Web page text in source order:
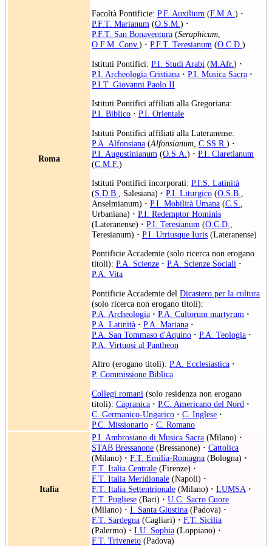
Roma
Facoltà Pontificie: P.F. Auxilium (F.M.A.) ·
P.F.T. Marianum (O.S.M.) ·
P.F.T. San Bonaventura (Seraphicum,
O.F.M. Conv.) · P.F.T. Teresianum (O.C.D.)
Istituti Pontifici: P.I. Studi Arabi (M.Afr.) ·
P.I. Archeologia Cristiana · P.I. Musica Sacra ·
P.I.T. Giovanni Paolo II
Istituti Pontifici affiliati alla Gregoriana:
P.I. Biblico · P.I. Orientale
Istituti Pontifici affiliati alla Lateranense:
P.A. Alfonsiana (Alfonsianum C.SS.R. ) ·
P.I. Augustinianum (O.S.A. ) · P.I. Claretianum
(C.M.F.)
Istituti Pontifici incorporati: P.I.S. Latinità
(S.D.B. , Salesiana) · P.I. Liturgico (O.S.B.
Anselmianum) · P.I. Mobilità Umana (C.S.
Urbaniana) · P.I. Redemptor Hominis
(Lateranense) · P.I. Teresianum (O.C.D.
Teresianum) · P.I. Utriusque Iuris (Lateranense)
Pontificie Accademie (solo ricerca non erogano
titoli): P.A. Scienze · P.A. Scienze Sociali ·
P.A. Vita
Pontificie Accademie del Dicastero per la cultura
(solo ricerca non erogano titoli):
P.A. Archeologia · P.A. Cultorum martyrum ·
P.A. Latinità · P.A. Mariana ·
P.A. San Tommaso d'Aquino · P.A. Teologia ·
P.A. Virtuosi al Pantheon
Altro (erogano titoli): P.A. Ecclesiastica ·
P. Commissione Biblica
Collegi romani (solo residenza non erogano
titoli): Capranica · P.C. Americano del Nord ·
C. Germanico-Ungarico · C. Inglese ·
P.C. Missionario · C. Romano
Italia
P.I. Ambrosiano di Musica Sacra (Milano) ·
STAB Bressanone (Bressanone) · Cattolica
(Milano) · F.T. Emilia-Romagna (Bologna) ·
F.T. Italia Centrale (Firenze) ·
F.T. Italia Meridionale (Napoli) ·
F.T. Italia Settentrionale (Milano) · LUMSA ·
F.T. Pugliese (Bari) · U.C. Sacro Cuore
(Milano) · I. Santa Giustina (Padova) ·
F.T. Sardegna (Cagliari) · F.T. Sicilia
(Palermo) · I.U. Sophia (Loppiano) ·
F.T. Triveneto (Padova)